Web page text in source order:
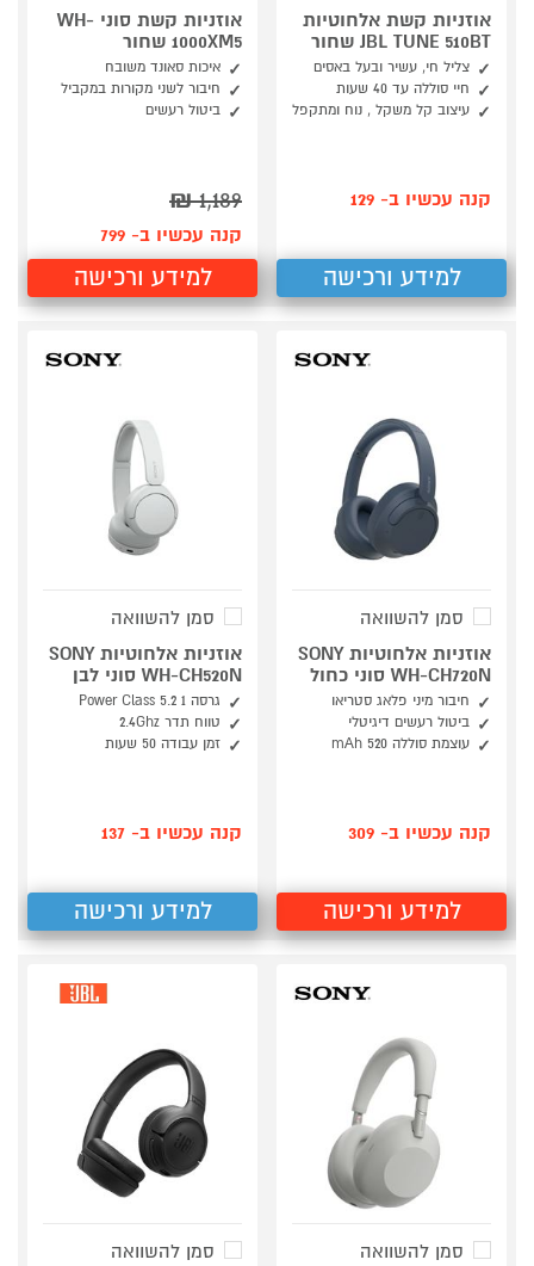
אוזניות קשת אלחוטיות
JBL TUNE 510BT שחור
צליל חי, עשיר ובעל באסים
חיי סוללה עד 40 שעות
עיצוב קל משקל , נוח ומתקפל
קנה עכשיו ב- 129
למידע ורכישה
אוזניות קשת סוני WH-
1000XM5 שחור
איכות סאונד משובח
חיבור לשני מקורות במקביל
ביטול רעשים
1,189
₪
קנה עכשיו ב- 799
למידע ורכישה
סמן להשוואה
אוזניות אלחוטיות SONY
WH-CH720N סוני כחול
חיבור מיני פלאג סטריאו
ביטול רעשים דיגיטלי
עוצמת סוללה 520 mAh
קנה עכשיו ב- 309
למידע ורכישה
סמן להשוואה
אוזניות אלחוטיות SONY
WH-CH520N סוני לבן
גרסה 1 Power Class 5.2
טווח תדר 2.4Ghz
זמן עבודה 50 שעות
קנה עכשיו ב- 137
למידע ורכישה
סמן להשוואה
סמן להשוואה